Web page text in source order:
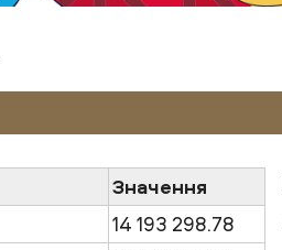
Значення
14 193 298.78